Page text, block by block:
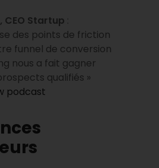
CEO Startup :
des points de friction
funnel de conversion
nous a fait gagner
qualifiés »
podcast